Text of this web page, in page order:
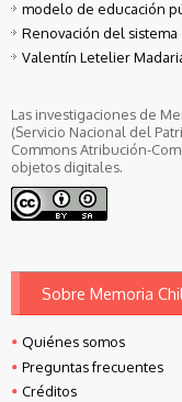
modelo de educación
Renovación del
Valentín Letelier
Las investigaciones de
(Servicio Nacional del
Commons Atribución-
objetos digitales.
Sobre Memoria
Quiénes somos
Preguntas frecuentes
Créditos